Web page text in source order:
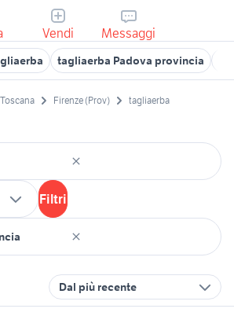
Vendi Messaggi
tagliaerba Padova provincia
Toscana Firenze (Prov) tagliaerba
Filtri
Dal più recente